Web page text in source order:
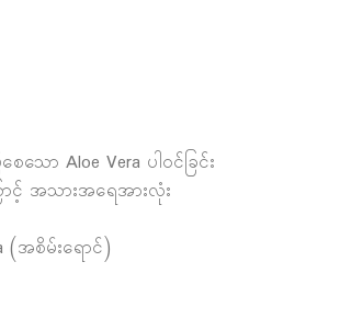
ာ Aloe Vera ပါဝင်ခြင်း
ာင့် အသားအရေအားလုံး
အစိမ်းရောင်)